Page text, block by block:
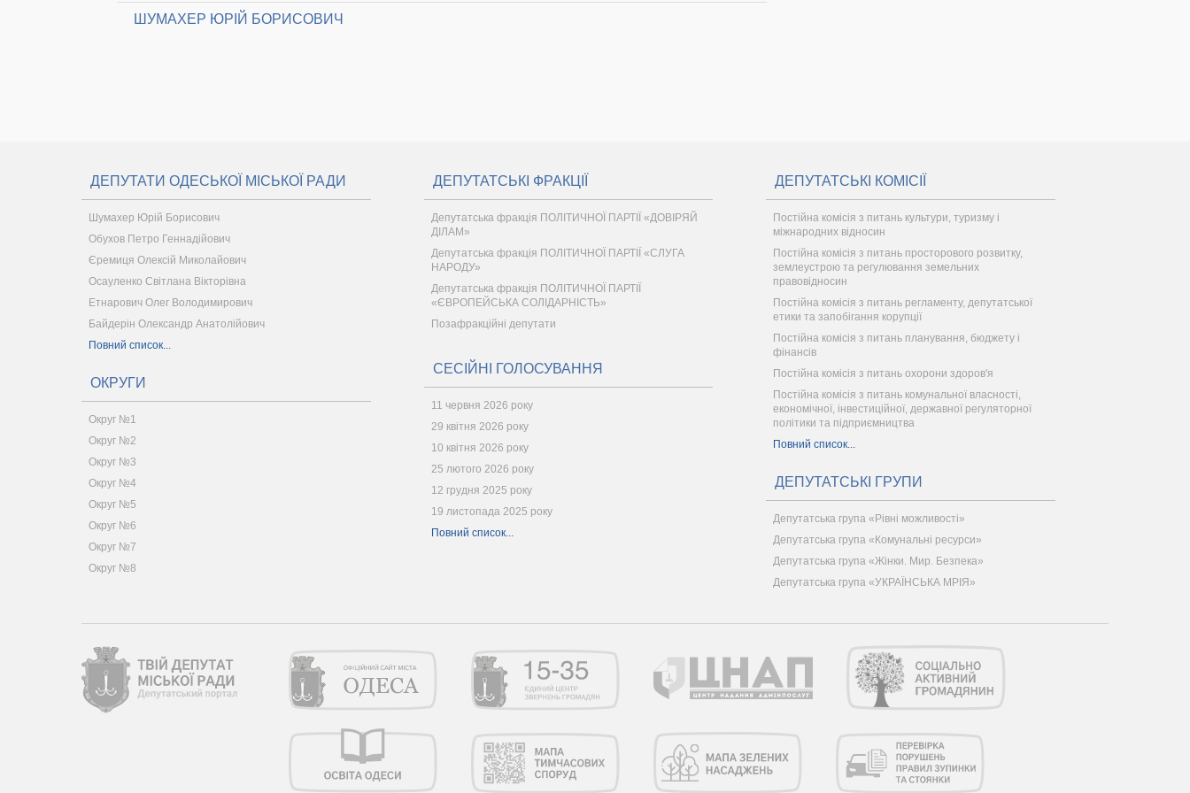
ШУМАХЕР ЮРІЙ БОРИСОВИЧ
ДЕПУТАТИ ОДЕСЬКОЇ МІСЬКОЇ РАДИ
Шумахер Юрій Борисович
Обухов Петро Геннадійович
Єремиця Олексій Миколайович
Осауленко Світлана Вікторівна
Етнарович Олег Володимирович
Байдерін Олександр Анатолійович
Повний список...
ОКРУГИ
Округ №1
Округ №2
Округ №3
Округ №4
Округ №5
Округ №6
Округ №7
Округ №8
ДЕПУТАТСЬКІ ФРАКЦІЇ
Депутатська фракція ПОЛІТИЧНОЇ ПАРТІЇ «ДОВІРЯЙ
ДІЛАМ»
Депутатська фракція ПОЛІТИЧНОЇ ПАРТІЇ «СЛУГА
НАРОДУ»
Депутатська фракція ПОЛІТИЧНОЇ ПАРТІЇ
«ЄВРОПЕЙСЬКА СОЛІДАРНІСТЬ»
Позафракційні депутати
СЕСІЙНІ ГОЛОСУВАННЯ
11 червня 2026 року
29 квітня 2026 року
10 квітня 2026 року
25 лютого 2026 року
12 грудня 2025 року
19 листопада 2025 року
Повний список...
ДЕПУТАТСЬКІ КОМІСІЇ
Постійна комісія з питань культури, туризму і
міжнародних відносин
Постійна комісія з питань просторового розвитку,
землеустрою та регулювання земельних
правовідносин
Постійна комісія з питань регламенту, депутатської
етики та запобігання корупції
Постійна комісія з питань планування, бюджету і
фінансів
Постійна комісія з питань охорони здоров'я
Постійна комісія з питань комунальної власності,
економічної, інвестиційної, державної регуляторної
політики та підприємництва
Повний список...
ДЕПУТАТСЬКІ ГРУПИ
Депутатська група «Рівні можливості»
Депутатська група «Комунальні ресурси»
Депутатська група «Жінки. Мир. Безпека»
Депутатська група «УКРАЇНСЬКА МРІЯ»